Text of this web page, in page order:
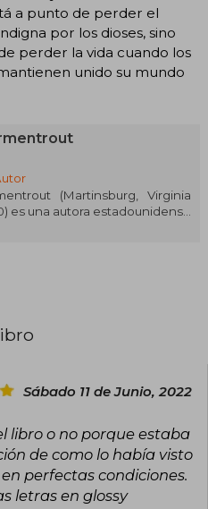
a punto de perder el
por los dioses, sino
perder la vida cuando los
unido su mundo
(Martinsburg, Virginia
es una autora estadounidense
en fantasía
del romance con elementos
última bajo el seudónimo J.
más celebradas destacan
además de novelas
como Cursed o Nunca digas
premios y millones de
Armentrout sigue
de más vendidos con cada
Sábado 11 de Junio, 2022
libro o no porque estaba
de como lo había visto
perfectas condiciones.
letras en glossy